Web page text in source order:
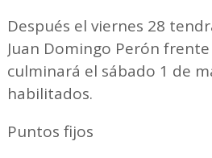
Después el viernes 28
Juan Domingo Perón frente
culminará el sábado 1 de
habilitados.
Puntos fijos